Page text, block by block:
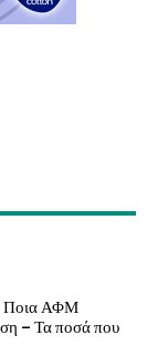
Ποια ΑΦΜ
– Τα ποσά που